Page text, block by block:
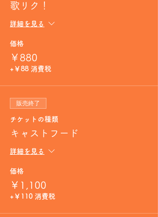
歌リク！
詳細を見る
価格
￥880
+￥88 消費税
販売終了
チケットの種類
キャストフード
詳細を見る
価格
￥1,100
+￥110 消費税